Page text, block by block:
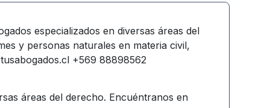
especializados en diversas áreas del
y personas naturales en materia civil,
+569 88898562
áreas del derecho. Encuéntranos en